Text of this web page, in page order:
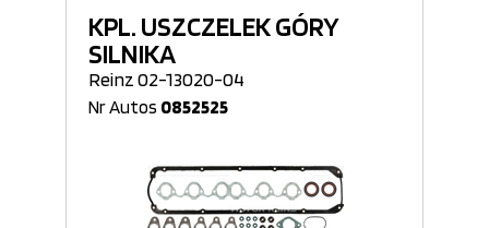
KPL. USZCZELEK GÓRY
SILNIKA
Reinz 02-13020-04
Nr Autos 0852525